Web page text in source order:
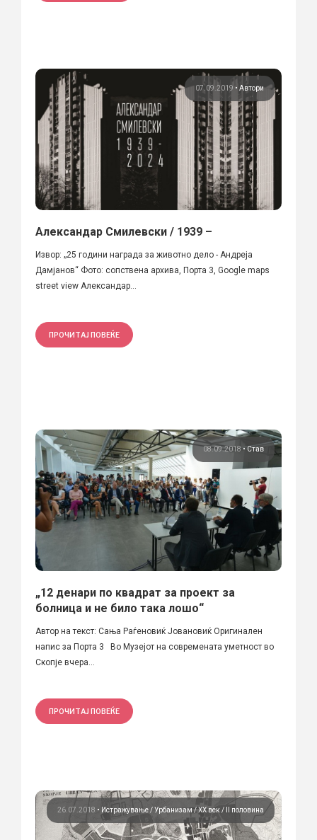
07.09.2019 • Автори
Александар Смилевски / 1939 –
Извор: „25 години награда за животно дело - Андреја
Дамјанов“ Фото: сопствена архива, Порта 3, Google maps
street view Александар...
ПРОЧИТАЈ ПОВЕЌЕ
08.09.2018 • Став
„12 денари по квадрат за проект за
болница и не било така лошо“
Автор на текст: Сања Раѓеновиќ Јовановиќ Оригинален
напис за Порта 3 Во Музејот на современата уметност во
Скопје вчера...
ПРОЧИТАЈ ПОВЕЌЕ
26.07.2018 • Истражување Урбанизам ХХ век / II половина